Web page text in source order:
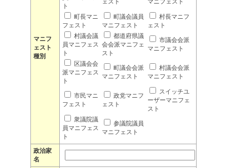
マニフ
ェスト
種別
ト
ェスト
マニフェスト
町長マニ
フェスト
町議会議員
マニフェスト
村長マニフ
ェスト
村議会議
員マニフェス
ト
都道府県議
会会派マニフェ
スト
市議会会派
マニフェスト
区議会会
派マニフェス
ト
町議会会派
マニフェスト
村議会会派
マニフェスト
市民マニ
フェスト
政党マニフ
ェスト
スイッチユ
ーザーマニフェ
スト
衆議院議
員マニフェス
ト
参議院議員
マニフェスト
政治家
名